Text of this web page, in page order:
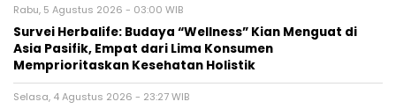
Rabu, 5 Agustus 2026 - 03:00 WIB
Survei Herbalife: Budaya “Wellness” Kian Menguat di
Asia Pasifik, Empat dari Lima Konsumen
Memprioritaskan Kesehatan Holistik
Selasa, 4 Agustus 2026 - 23:27 WIB